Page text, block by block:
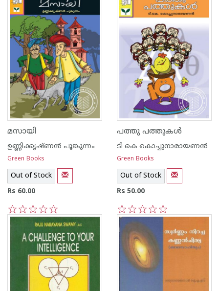
മസായി
ഉണ്ണിക്കൃഷ്ണന്‍ പൂങ്കുന്നം
Green Books
Out of Stock
Rs 60.00
5
4
3
2
1
പത്തു പത്തുകള്‍
ടി കെ കൊച്ചുനാരായണന്‍
Green Books
Out of Stock
Rs 50.00
5
4
3
2
1